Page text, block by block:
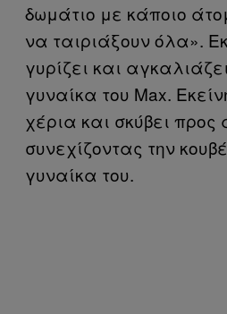
δωμάτιο με κάποιο
να ταιριάξουν όλα».
γυρίζει και
γυναίκα του Max.
χέρια και σκύβει προς
συνεχίζοντας την
γυναίκα του.